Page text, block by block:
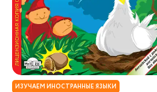
ИЗУЧАЕМ ИНОСТРАННЫЕ ЯЗЫКИ